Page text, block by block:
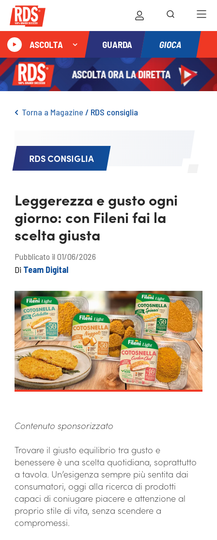
ASCOLTA GUARDA GIOCA
Torna a Magazine / RDS consiglia
RDS CONSIGLIA
Leggerezza e gusto ogni
giorno: con Fileni fai la
scelta giusta
Pubblicato il 01/06/2026
Di Team Digital
Contenuto sponsorizzato
Trovare il giusto equilibrio tra gusto e
benessere è una scelta quotidiana, soprattutto
a tavola. Un’esigenza sempre più sentita dai
consumatori, oggi alla ricerca di prodotti
capaci di coniugare piacere e attenzione al
proprio stile di vita, senza scendere a
compromessi.